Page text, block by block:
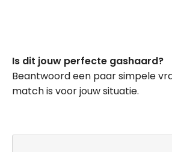
naar
het
begin
afbeeldingen-
Is dit jouw perfecte gashaard?
Beantwoord een paar simpele
match is voor jouw situatie.